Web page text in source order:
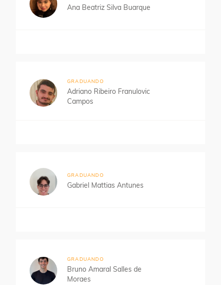
Ana Beatriz Silva Buarque
GRADUANDO
Adriano Ribeiro Franulovic
Campos
GRADUANDO
Gabriel Mattias Antunes
GRADUANDO
Bruno Amaral Salles de
Moraes